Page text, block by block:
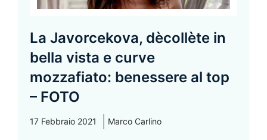
La Javorcekova, dècollète in
bella vista e curve
mozzafiato: benessere al top
– FOTO
17 Febbraio 2021 Marco Carlino